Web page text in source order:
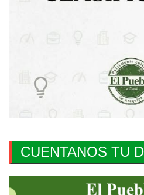
CUENTANOS TU